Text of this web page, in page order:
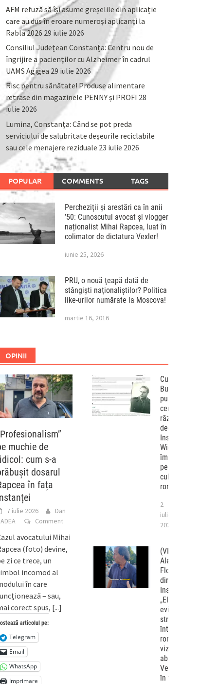
AFM refuză să își asume greșelile din aplicație
care au dus în eroare numeroși aplicanți la
Rabla 2026 29 iulie 2026
Consiliul Județean Constanța: Centru nou de
îngrijire a pacienților cu Alzheimer în cadrul
UAMS Agigea 29 iulie 2026
Risc pentru sănătate! Produse alimentare
retrase din magazinele PENNY și PROFI 28
iulie 2026
Lumina, Constanța: Când se pot preda
serviciului de salubritate deșeurile reciclabile
sau cele menajere reziduale 23 iulie 2026
POPULAR COMMENTS TAGS
Percheziții și arestări ca în anii
’50: Cunoscutul avocat și vlogger
naționalist Mihai Rapcea, luat în
colimator de dictatura Vexler!
iunie 25, 2026
PRU, o nouă ţeapă dată de
stângişti naţionaliştilor? Politica
like-urilor numărate la Moscova!
martie 16, 2016
OPINII
muchie de
cum s-a
dosarul
în fața
7 iulie 2026
Dan
Comment
avocatului Mihai
(foto) devine,
zi ce trece, un
incomod al
în care
– sau,
corect spus, [...]
articolul pe:
Telegram
Email
WhatsApp
Imprimare
Curtea de Apel
București a
pus capac
cenzurii
războiului
declarat de
Institutul „Elie
Wiesel”
împotriva
personalităților
culturii
românești
2
iulie
2026
(VIDEO)
Alexandru
Florian,
directorul
Institutului
„Elie Wiesel”,
evită pe
stradă
întrebările
românlor
vizați de
abuziva lege
Vexler chiar
în timp ce